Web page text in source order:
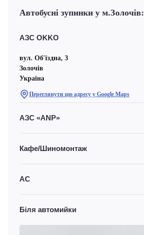
Автобусні зупинки у м.Золочів:
АЗС OKKO
вул. Об'їздна, 3
Золочів
Україна
Переглянути цю адресу у Google Maps
АЗС «ANP»
Кафе/Шиномонтаж
АС
Біля автомийки